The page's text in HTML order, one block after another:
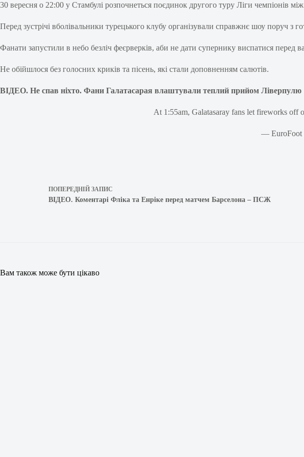
30 вересня о 22:00 у Стамбулі розпочнеться поєдинок другого туру Ліги чемпіонів
Перед зустрічі вболівальники турецького клубу організували справжнє шоу поруч з
Фанати запустили в небо безліч феєрверків, аби не дати супернику виспатися перед
Не обійшлося без голосних криків та пісень, які стали доповненням салютів.
ВІДЕО. Не спав ніхто. Фани Галатасарая влаштували теплий прийом Ліверпулю
At 1:55am, Galatasaray fans let fireworks
— EuroFoot
ПОПЕРЕДНІЙ ЗАПИС
ВІДЕО. Коментарі Фліка та Енріке перед матчем Барселона – ПСЖ
Вам також може бути цікаво